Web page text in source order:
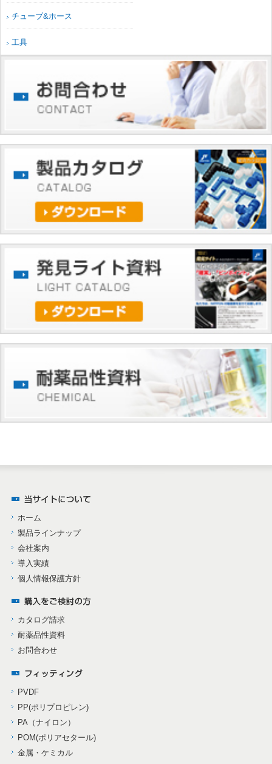
チューブ&ホース
工具
ホーム
製品ラインナップ
会社案内
導入実績
個人情報保護方針
カタログ請求
耐薬品性資料
お問合わせ
PVDF
PP(ポリプロピレン)
PA（ナイロン）
POM(ポリアセタール)
金属・ケミカル